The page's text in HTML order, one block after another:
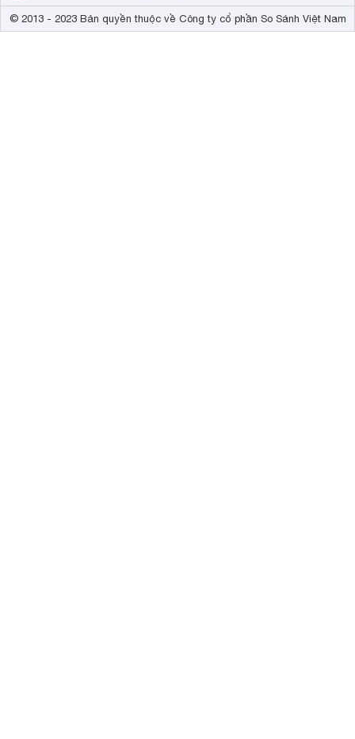
© 2013 - 2023 Bản quyền thuộc về Công ty cổ phần So Sánh Việt Nam